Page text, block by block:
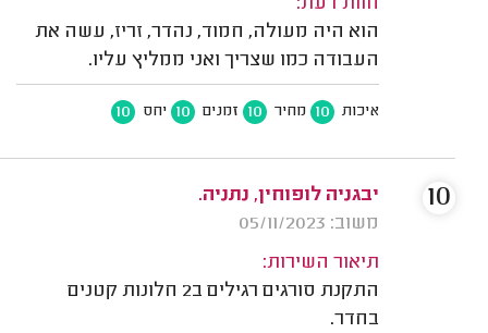
חוות דעת:
הוא היה מעולה, חמוד, נהדר, זריז, עשה את
העבודה כמו שצריך ואני ממליץ עליו.
איכות 10 מחיר 10 זמנים 10 יחס 10
יבגניה לופוחין, נתניה.
משוב: 05/11/2023
תיאור השירות:
התקנת סורגים רגילים ב2 חלונות קטנים
בחדר.
10